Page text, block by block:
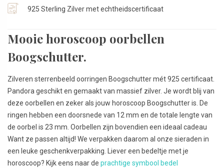
925 Sterling Zilver met echtheidscertificaat
Mooie horoscoop oorbellen
Boogschutter.
Zilveren sterrenbeeld oorringen Boogschutter mét 925 certificaat.
Pandora geschikt en gemaakt van massief zilver. Je wordt blij van
deze oorbellen en zeker als jouw horoscoop Boogschutter is. De
ringen hebben een doorsnede van 12 mm en de totale lengte van
de oorbel is 23 mm. Oorbellen zijn bovendien een ideaal cadeau
Want ze passen altijd! We verpakken daarom al onze sieraden in
een leuke geschenkverpakking. Liever een bedeltje met je
horoscoop? Kijk eens naar de prachtige symbool bedel